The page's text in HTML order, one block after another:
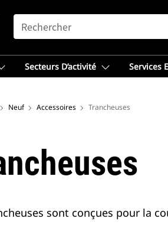
SEARCH
Secteurs D’activité Services
Neuf Accessoires Trancheuses
sont conçues pour la